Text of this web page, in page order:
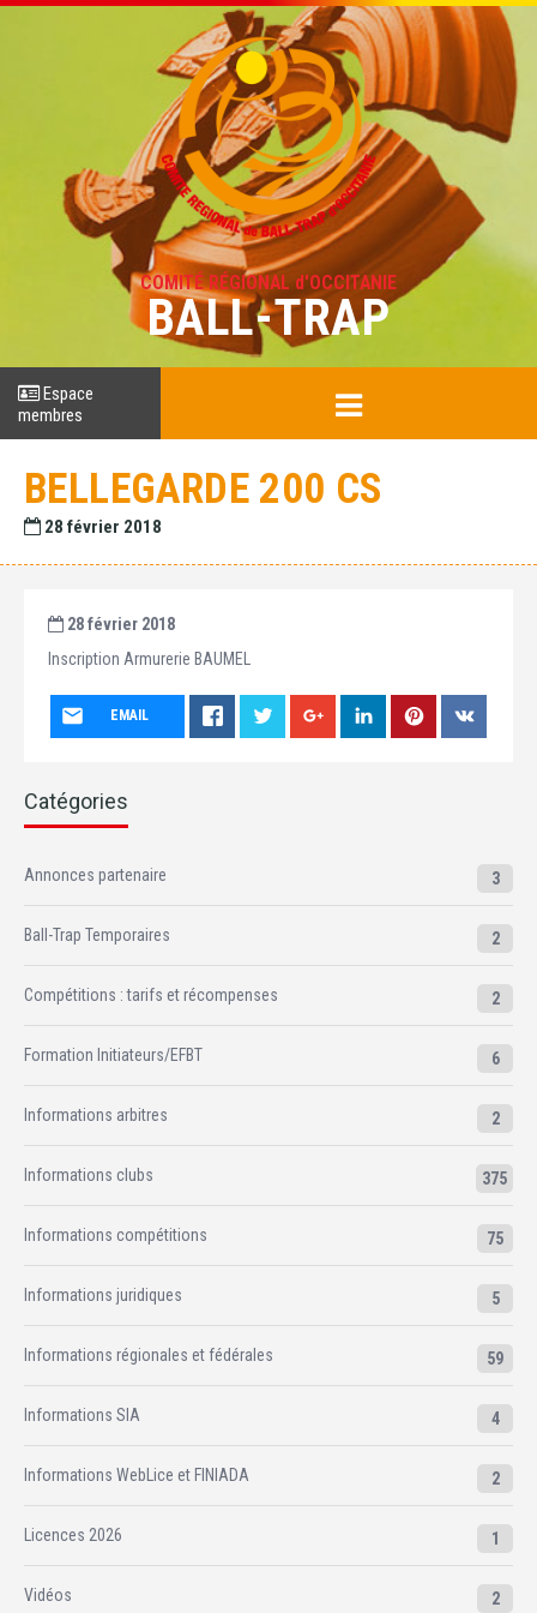
COMITÉ RÉGIONAL d'OCCITANIE
BALL-TRAP
Espace
membres
BELLEGARDE 200 CS
28 février 2018
28 février 2018
Inscription Armurerie BAUMEL
EMAIL
Catégories
Annonces partenaire 3
Ball-Trap Temporaires 2
Compétitions : tarifs et récompenses 2
Formation Initiateurs/EFBT 6
Informations arbitres 2
Informations clubs 375
Informations compétitions 75
Informations juridiques 5
Informations régionales et fédérales 59
Informations SIA 4
Informations WebLice et FINIADA 2
Licences 2026 1
Vidéos 2